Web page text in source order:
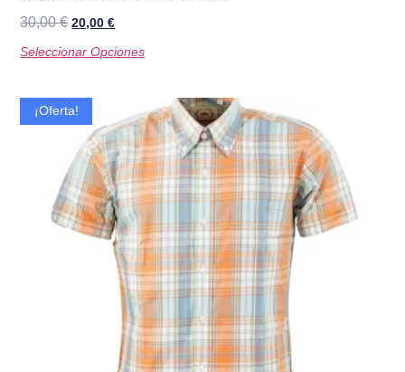
30,00€ 20,00€
Seleccionar Opciones
¡Oferta!